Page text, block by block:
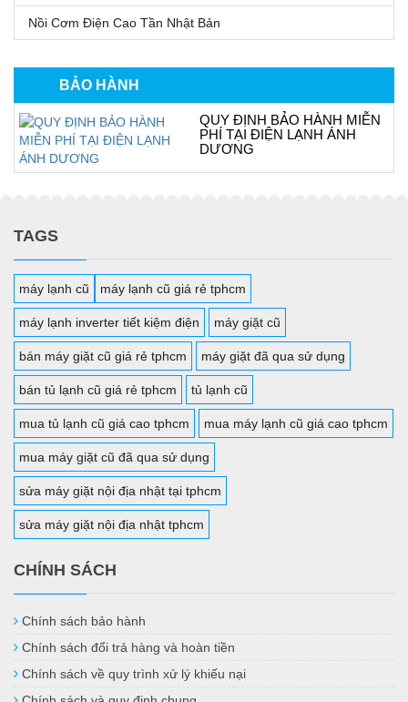
Nồi Cơm Điện Cao Tần Nhật Bản
BẢO HÀNH
QUY ĐỊNH BẢO HÀNH MIỄN
PHÍ TẠI ĐIỆN LẠNH ÁNH
DƯƠNG
TAGS
máy lạnh cũ máy lạnh cũ giá rẻ tphcm
máy lạnh inverter tiết kiệm điện máy giặt cũ
bán máy giặt cũ giá rẻ tphcm máy giặt đã qua sử dụng
bán tủ lạnh cũ giá rẻ tphcm tủ lạnh cũ
mua tủ lạnh cũ giá cao tphcm mua máy lạnh cũ giá cao tphcm
mua máy giặt cũ đã qua sử dụng
sửa máy giặt nội địa nhật tại tphcm
sửa máy giặt nội địa nhật tphcm
CHÍNH SÁCH
Chính sách bảo hành
Chính sách đổi trả hàng và hoàn tiền
Chính sách về quy trình xử lý khiếu nại